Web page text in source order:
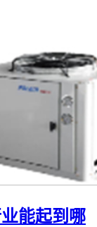
能起到哪